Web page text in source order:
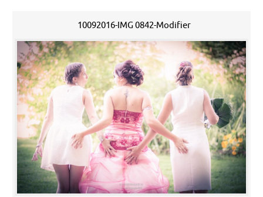
10092016-IMG 0842-Modifier